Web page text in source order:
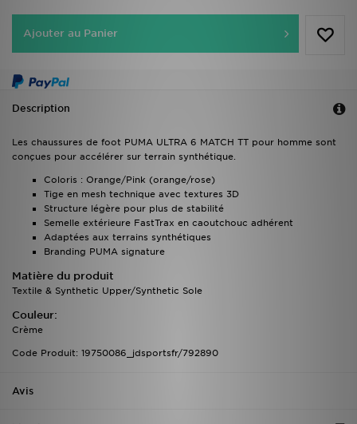
Ajouter au Panier
Description
Les chaussures de foot PUMA ULTRA 6 MATCH TT pour homme sont
conçues pour accélérer sur terrain synthétique.
Coloris : Orange/Pink (orange/rose)
Tige en mesh technique avec textures 3D
Structure légère pour plus de stabilité
Semelle extérieure FastTrax en caoutchouc adhérent
Adaptées aux terrains synthétiques
Branding PUMA signature
Matière du produit
Textile & Synthetic Upper/Synthetic Sole
Couleur:
Crème
Code Produit: 19750086_jdsportsfr/792890
Avis